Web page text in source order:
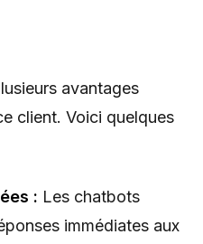
avantages
client. Voici quelques
: Les chatbots
immédiates aux